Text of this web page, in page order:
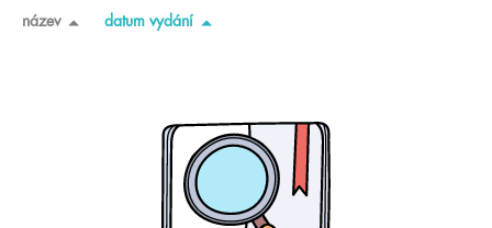
název datum vydání